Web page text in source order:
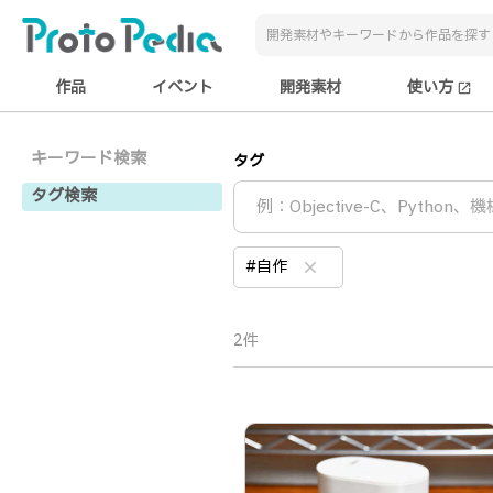
作品 イベント 開発素材 使い方 open_in_new
キーワード検索
タグ検索
タグ
#自作 clear
2件